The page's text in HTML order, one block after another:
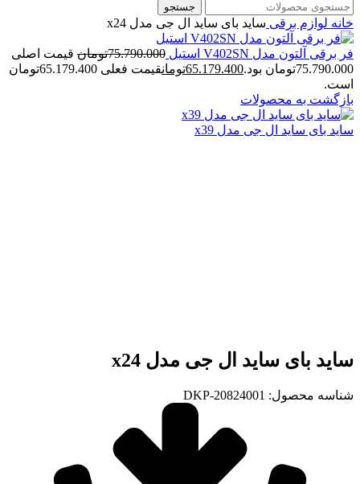
جستجو
خانه لوازم برقی ساید بای ساید ال جی مدل x24
فر برقی آلتون مدل V402SN استیل 75.790.000تومان قیمت اصلی
75.790.000تومان بود.
65.179.400تومان
قیمت فعلی 65.179.400تومان
است.
بازگشت به محصولات
ساید بای ساید ال جی مدل x39
ساید بای ساید ال جی مدل x24
شناسه محصول: DKP-20824001